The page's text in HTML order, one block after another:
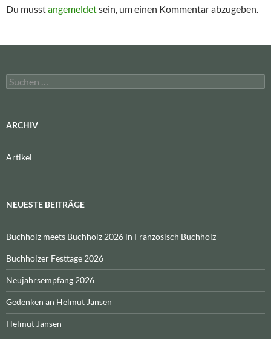
Du musstangemeldetsein, um einen Kommentar abzugeben.
Suchen
nach:
ARCHIV
Artikel
NEUESTE BEITRÄGE
Buchholz meets Buchholz 2026 in Französisch Buchholz
Buchholzer Festtage 2026
Neujahrsempfang 2026
Gedenken an Helmut Jansen
Helmut Jansen